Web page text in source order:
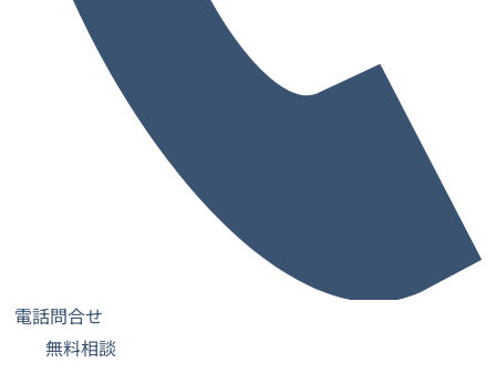
入会金＆賃料1ヶ月間半額キャンペーン
アンケートに答えて入会金半額キャンペーン
アンケートに答えて入会金0円キャンペーン
賃料1ヶ月間0円キャンペーン
先行予約キャンペーン
電話問合せ
無料相談